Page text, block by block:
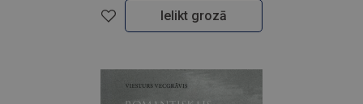
Ielikt grozā